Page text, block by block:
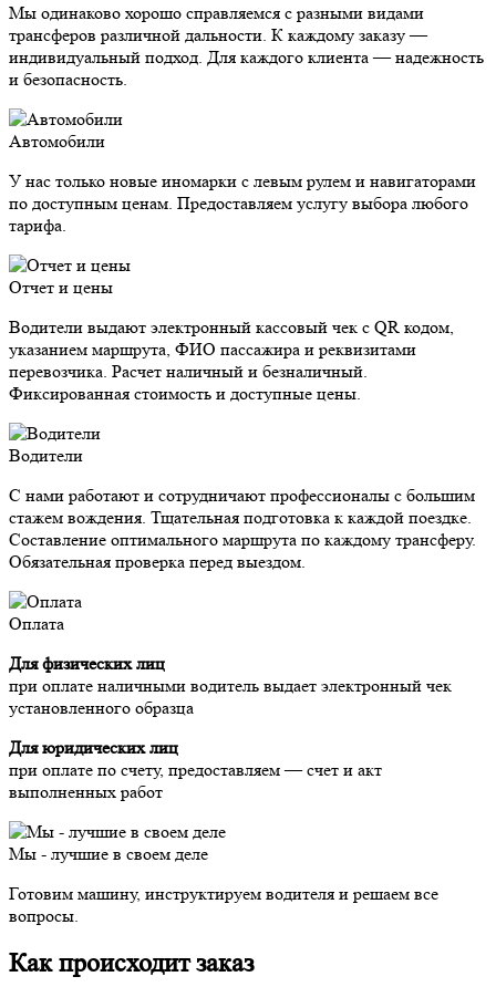
Мы одинаково хорошо справляемся с разными видами
трансферов различной дальности. К каждому заказу —
индивидуальный подход. Для каждого клиента — надежность
и безопасность.
Автомобили
У нас только новые иномарки с левым рулем и навигаторами
по доступным ценам. Предоставляем услугу выбора любого
тарифа.
Отчет и цены
Водители выдают электронный кассовый чек с QR кодом,
указанием маршрута, ФИО пассажира и реквизитами
перевозчика. Расчет наличный и безналичный.
Фиксированная стоимость и доступные цены.
Водители
С нами работают и сотрудничают профессионалы с большим
стажем вождения. Тщательная подготовка к каждой поездке.
Составление оптимального маршрута по каждому трансферу.
Обязательная проверка перед выездом.
Оплата
Для физических лиц
при оплате наличными водитель выдает электронный чек
установленного образца
Для юридических лиц
при оплате по счету, предоставляем — счет и акт
выполненных работ
Мы - лучшие в своем деле
Готовим машину, инструктируем водителя и решаем все
вопросы.
Как происходит заказ